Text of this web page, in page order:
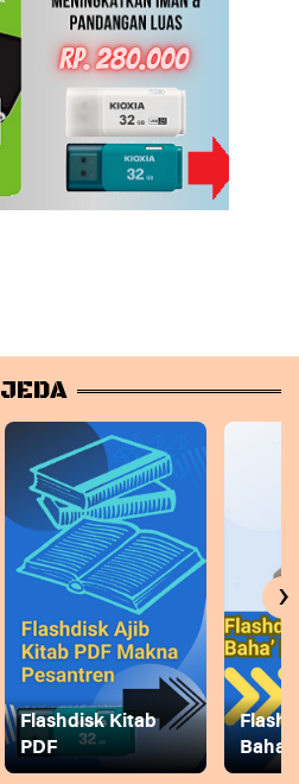
JEDA
Flashdisk Kitab
PDF
Baha
›